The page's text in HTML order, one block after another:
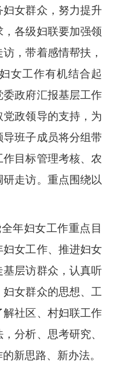
女群众，努力提升
各级妇联要加强领
，带着感情帮扶，
女工作有机结合起
政府汇报基层工作
政领导的支持，为
班子成员将分组带
目标管理考核、农
走访。重点围绕以
年妇女工作重点目
女工作、推进妇女
层访群众，认真听
女群众的思想、工
社区、村妇联工作
分析、思考研究、
新思路、新办法。